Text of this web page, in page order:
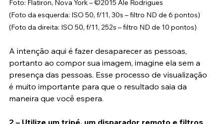
(Foto da direita: ISO 50, f/11, 252s – filtro ND de 10 pontos)
A intenção aqui é fazer desaparecer as pessoas,
portanto ao compor sua imagem, imagine ela sem a
presença das pessoas. Esse processo de visualização
maneira que você espera.